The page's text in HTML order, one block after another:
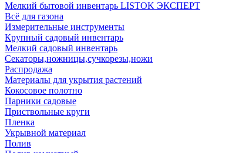
Мелкий бытовой инвентарь LISTOK ЭКСПЕРТ
Всё для газона
Измерительные инструменты
Крупный садовый инвентарь
Мелкий садовый инвентарь
Секаторы,ножницы,сучкорезы,ножи
Распродажа
Материалы для укрытия растений
Кокосовое полотно
Парники садовые
Приствольные круги
Пленка
Укрывной материал
Полив